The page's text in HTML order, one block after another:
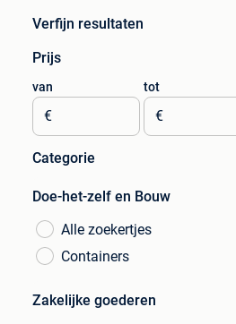
Verfijn resultaten
Prijs
van
€
tot
€
Categorie
Doe-het-zelf en Bouw
Alle zoekertjes
Containers
Zakelijke goederen